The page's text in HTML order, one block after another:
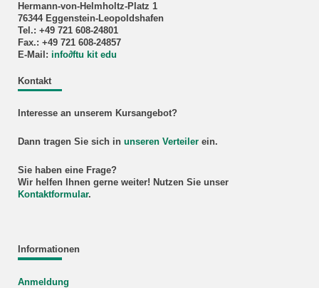
Hermann-von-Helmholtz-Platz 1
76344 Eggenstein-Leopoldshafen
Tel.: +49 721 608-24801
Fax.: +49 721 608-24857
E-Mail: info∂ftu kit edu
Kontakt
Interesse an unserem Kursangebot?
Dann tragen Sie sich in unseren Verteiler ein.
Sie haben eine Frage?
Wir helfen Ihnen gerne weiter! Nutzen Sie unser
Kontaktformular.
Informationen
Anmeldung